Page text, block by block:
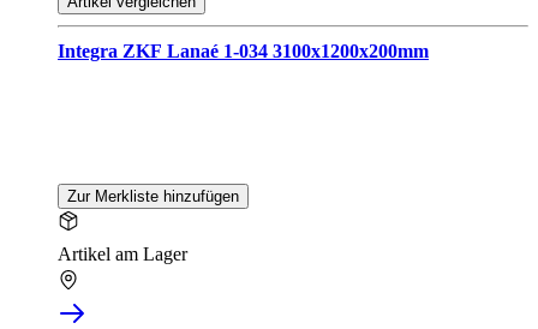
Integra ZKF Lanaé 1-034 3100x1200x200mm
Zur Merkliste hinzufügen
Artikel am Lager